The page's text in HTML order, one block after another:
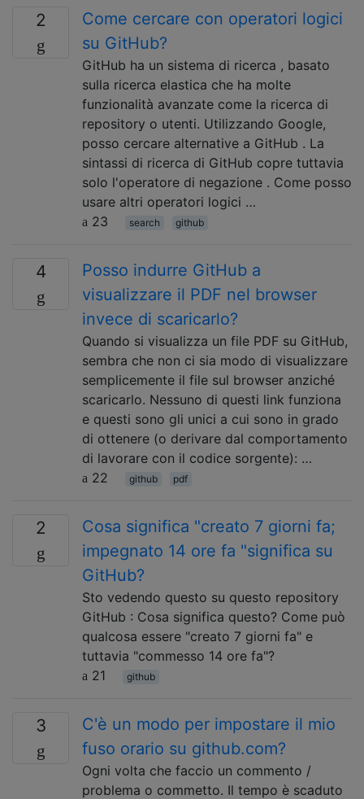
2
Come cercare con operatori logici
su GitHub?
GitHub ha un sistema di ricerca , basato
sulla ricerca elastica che ha molte
funzionalità avanzate come la ricerca di
repository o utenti. Utilizzando Google,
posso cercare alternative a GitHub . La
sintassi di ricerca di GitHub copre tuttavia
solo l'operatore di negazione . Come posso
usare altri operatori logici …
23
search github
4
Posso indurre GitHub a
visualizzare il PDF nel browser
invece di scaricarlo?
Quando si visualizza un file PDF su GitHub,
sembra che non ci sia modo di visualizzare
semplicemente il file sul browser anziché
scaricarlo. Nessuno di questi link funziona
e questi sono gli unici a cui sono in grado
di ottenere (o derivare dal comportamento
di lavorare con il codice sorgente): …
22
github pdf
2
Cosa significa "creato 7 giorni fa;
impegnato 14 ore fa "significa su
GitHub?
Sto vedendo questo su questo repository
GitHub : Cosa significa questo? Come può
qualcosa essere "creato 7 giorni fa" e
tuttavia "commesso 14 ore fa"?
21
github
3
C'è un modo per impostare il mio
fuso orario su github.com?
Ogni volta che faccio un commento /
problema o commetto. Il tempo è scaduto